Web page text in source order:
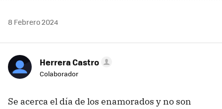
8 Febrero 2024
Herrera Castro
Colaborador
Se acerca el día de los enamorados y no son